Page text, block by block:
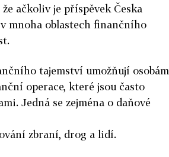
ačkoliv je příspěvek Česka
mnoha oblastech finančního
tajemství umožňují osobám
operace, které jsou často
Jedná se zejména o daňové
zbraní, drog a lidí.